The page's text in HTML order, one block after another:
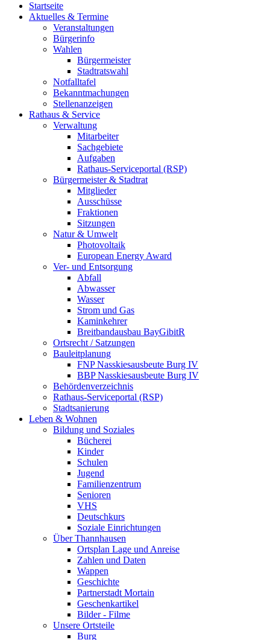
Startseite
Aktuelles & Termine
Veranstaltungen
Bürgerinfo
Wahlen
Bürgermeister
Stadtratswahl
Notfalltafel
Bekanntmachungen
Stellenanzeigen
Rathaus & Service
Verwaltung
Mitarbeiter
Sachgebiete
Aufgaben
Rathaus-Serviceportal (RSP)
Bürgermeister & Stadtrat
Mitglieder
Ausschüsse
Fraktionen
Sitzungen
Natur & Umwelt
Photovoltaik
European Energy Award
Ver- und Entsorgung
Abfall
Abwasser
Wasser
Strom und Gas
Kaminkehrer
Breitbandausbau BayGibitR
Ortsrecht / Satzungen
Bauleitplanung
FNP Nasskiesausbeute Burg IV
BBP Nasskiesausbeute Burg IV
Behördenverzeichnis
Rathaus-Serviceportal (RSP)
Stadtsanierung
Leben & Wohnen
Bildung und Soziales
Bücherei
Kinder
Schulen
Jugend
Familienzentrum
Senioren
VHS
Deutschkurs
Soziale Einrichtungen
Über Thannhausen
Ortsplan Lage und Anreise
Zahlen und Daten
Wappen
Geschichte
Partnerstadt Mortain
Geschenkartikel
Bilder - Filme
Unsere Ortsteile
Burg